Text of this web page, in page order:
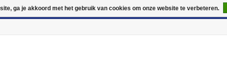
ga je akkoord met het gebruik van cookies om onze website te verbeteren.
Wij zijn uitzonderlijk gesloten op Do 13/08